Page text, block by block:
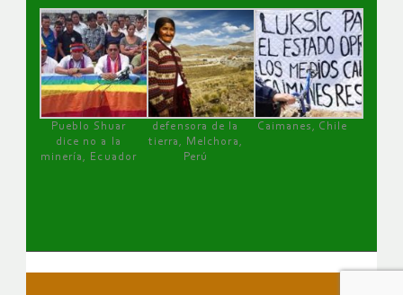
Pueblo Shuar
dice no a la
minería, Ecuador
defensora de la
tierra, Melchora,
Perú
Caimanes, Chile